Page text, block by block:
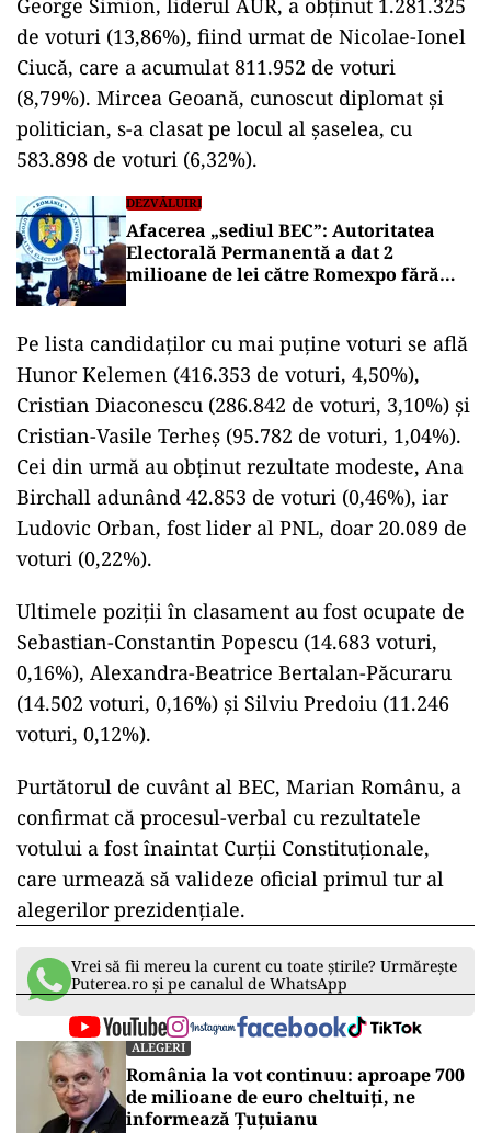
George Simion, liderul AUR, a obținut 1.281.325
de voturi (13,86%), fiind urmat de Nicolae-Ionel
Ciucă, care a acumulat 811.952 de voturi
(8,79%). Mircea Geoană, cunoscut diplomat și
politician, s-a clasat pe locul al șaselea, cu
583.898 de voturi (6,32%).
DEZVĂLUIRI
Afacerea „sediul BEC”: Autoritatea
Electorală Permanentă a dat 2
milioane de lei către Romexpo fără
Pe lista candidaților cu mai puține voturi se află
Hunor Kelemen (416.353 de voturi, 4,50%),
Cristian Diaconescu (286.842 de voturi, 3,10%) și
Cristian-Vasile Terheș (95.782 de voturi, 1,04%).
Cei din urmă au obținut rezultate modeste, Ana
Birchall adunând 42.853 de voturi (0,46%), iar
Ludovic Orban, fost lider al PNL, doar 20.089 de
voturi (0,22%).
Ultimele poziții în clasament au fost ocupate de
Sebastian-Constantin Popescu (14.683 voturi,
0,16%), Alexandra-Beatrice Bertalan-Păcuraru
(14.502 voturi, 0,16%) și Silviu Predoiu (11.246
voturi, 0,12%).
Purtătorul de cuvânt al BEC, Marian Românu, a
confirmat că procesul-verbal cu rezultatele
votului a fost înaintat Curții Constituționale,
care urmează să valideze oficial primul tur al
alegerilor prezidențiale.
Vrei să fii mereu la curent cu toate știrile? Urmărește
Puterea.ro și pe canalul de WhatsApp
ALEGERI
România la vot continuu: aproape 700
de milioane de euro cheltuiți, ne
informează Țuțuianu